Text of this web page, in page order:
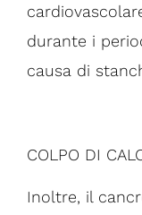
durante i
causa di
COLPO DI
Inoltre, il